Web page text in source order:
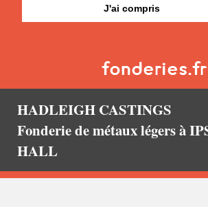
J'ai compris
HADLEIGH CASTINGS
Fonderie de métaux légers à
HALL